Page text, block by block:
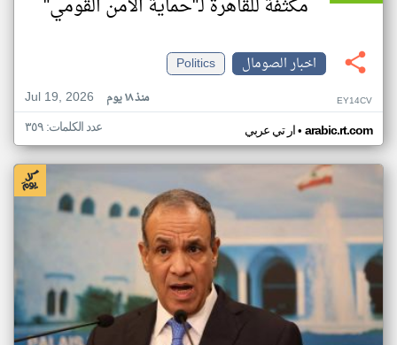
مكثفة للقاهرة لـ"حماية الأمن القومي"
اخبار الصومال
Politics
Jul 19, 2026
منذ ١٨ يوم EY14CV
ار تي عربي• arabic.rt.com عدد الكلمات: ٣٥٩